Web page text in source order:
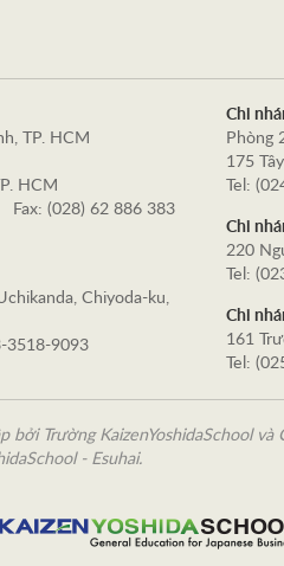
TP. HCM
HCM
Fax: (028) 62 886 383
Chiyoda-ku,
3518-9093
Chi
Phòng
175
Tel:
Chi
220
Tel:
Chi
161
Tel:
Trường KaizenYoshidaSchool và
- Esuhai.